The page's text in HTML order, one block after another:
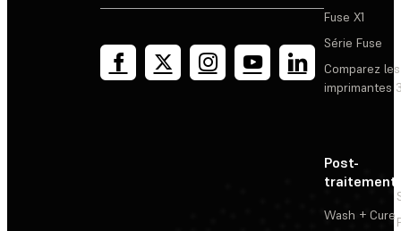
Fuse X1
Série Fuse
Comparez les
imprimantes
Post-
traitement
Wash + Cure